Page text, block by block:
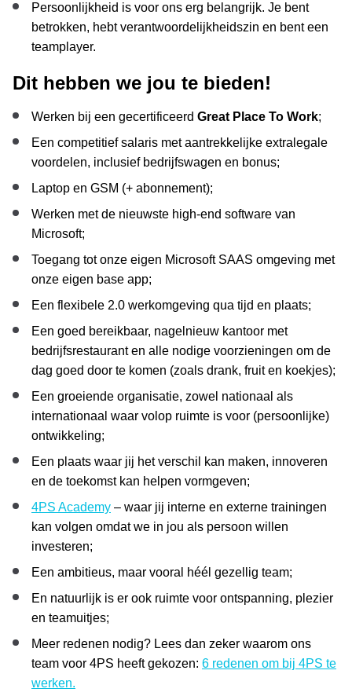
Persoonlijkheid is voor ons erg belangrijk. Je bent
betrokken, hebt verantwoordelijkheidszin en bent een
teamplayer.
Dit hebben we jou te bieden!
Werken bij een gecertificeerd Great Place To Work;
Een competitief salaris met aantrekkelijke extralegale
voordelen, inclusief bedrijfswagen en bonus;
Laptop en GSM (+ abonnement);
Werken met de nieuwste high-end software van
Microsoft;
Toegang tot onze eigen Microsoft SAAS omgeving met
onze eigen base app;
Een flexibele 2.0 werkomgeving qua tijd en plaats;
Een goed bereikbaar, nagelnieuw kantoor met
bedrijfsrestaurant en alle nodige voorzieningen om de
dag goed door te komen (zoals drank, fruit en koekjes);
Een groeiende organisatie, zowel nationaal als
internationaal waar volop ruimte is voor (persoonlijke)
ontwikkeling;
Een plaats waar jij het verschil kan maken, innoveren
en de toekomst kan helpen vormgeven;
4PS Academy – waar jij interne en externe trainingen
kan volgen omdat we in jou als persoon willen
investeren;
Een ambitieus, maar vooral héél gezellig team;
En natuurlijk is er ook ruimte voor ontspanning, plezier
en teamuitjes;
Meer redenen nodig? Lees dan zeker waarom ons
team voor 4PS heeft gekozen: 6 redenen om bij 4PS te
werken.